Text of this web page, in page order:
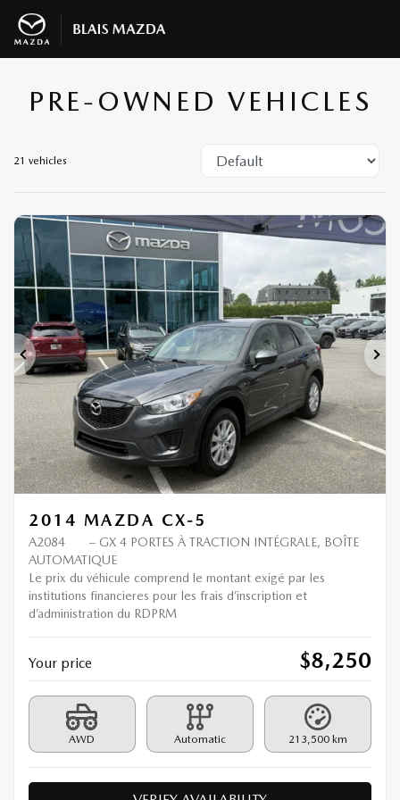
PRE-OWNED VEHICLES
21 vehicles
Previous
2014 MAZDA CX-5
A2084
– GX 4 PORTES À TRACTION INTÉGRALE, BOÎTE
AUTOMATIQUE
Le prix du véhicule comprend le montant exigé par les
institutions financieres pour les frais d’inscription et
d’administration du RDPRM
Your price $8,250
AWD Automatic 213,500 km